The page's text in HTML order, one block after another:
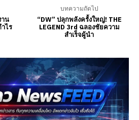
าน
ไร
บทความถัดไป
“DW” ปลุกพลังครั้งใหญ่! THE
LEGEND 3rd ฉลองชัยความ
สำเร็จผู้นำ